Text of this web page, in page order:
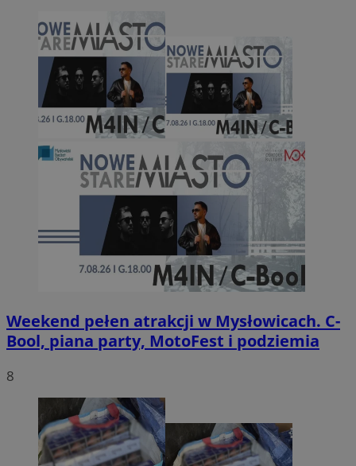
Weekend pełen atrakcji w Mysłowicach. C-
Bool, piana party, MotoFest i podziemia
8